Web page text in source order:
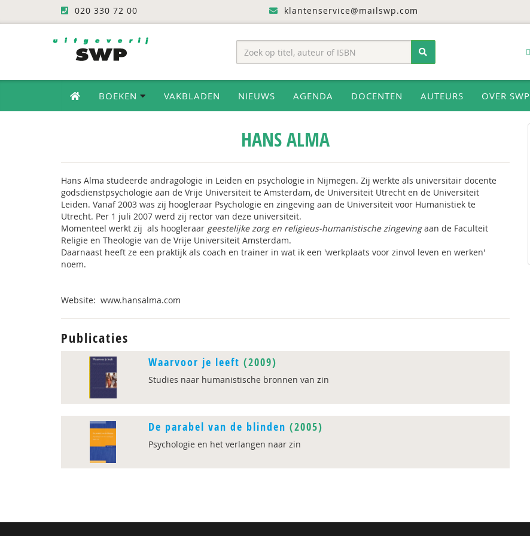
020 330 72 00 klantenservice@mailswp.com
BOEKEN VAKBLADEN NIEUWS AGENDA DOCENTEN AUTEURS OVER SWP
HANS ALMA
Hans Alma studeerde andragologie in Leiden en psychologie in Nijmegen. Zij werkte als universitair docente
godsdienstpsychologie aan de Vrije Universiteit te Amsterdam, de Universiteit Utrecht en de Universiteit
Leiden. Vanaf 2003 was zij hoogleraar Psychologie en zingeving aan de Universiteit voor Humanistiek te
Utrecht. Per 1 juli 2007 werd zij rector van deze universiteit.
Momenteel werkt zij als hoogleraar geestelijke zorg en religieus-humanistische zingevingaan de Faculteit
Religie en Theologie van de Vrije Universiteit Amsterdam.
Daarnaast heeft ze een praktijk als coach en trainer in wat ik een 'werkplaats voor zinvol leven en werken'
noem.
Website: www.hansalma.com
Publicaties
Waarvoor je leeft (2009)
Studies naar humanistische bronnen van zin
De parabel van de blinden (2005)
Psychologie en het verlangen naar zin